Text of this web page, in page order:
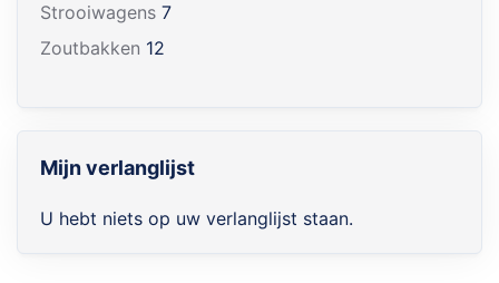
Strooiwagens 7
Zoutbakken 12
Mijn verlanglijst
U hebt niets op uw verlanglijst staan.